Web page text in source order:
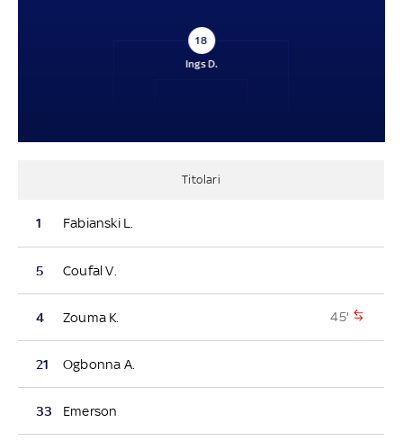
18
Ings D.
Titolari
1 Fabianski L.
5 Coufal V.
4 Zouma K. 45'
21 Ogbonna A.
33 Emerson